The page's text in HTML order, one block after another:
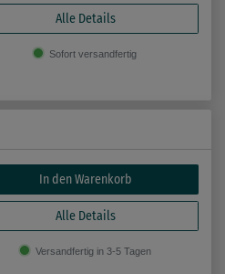
Alle Details
Sofort versandfertig
In den Warenkorb
Alle Details
Versandfertig in 3-5 Tagen